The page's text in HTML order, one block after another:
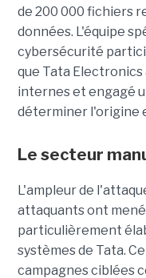
de 200 000 fichiers
données. L'équipe
cybersécurité
que Tata
internes et engagé
déterminer l'origine
Le secteur
L'ampleur de
attaquants ont
particulièrement
systèmes de Tata.
campagnes ciblées